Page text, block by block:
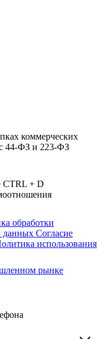
коммерческих
с 44-ФЗ и 223-ФЗ
CTRL + D
обработки
данных Согласие
использования
рынке